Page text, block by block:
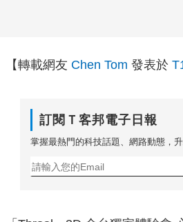
【轉載網友 Chen Tom 發表於
訂閱Ｔ客邦電子日報
掌握最熱門的科技話題、網路動態，